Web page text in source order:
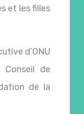
et les filles
d’ONU
Conseil de
de la